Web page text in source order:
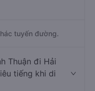
tuyến đường.
Thuận đi Hải
tiếng khi di